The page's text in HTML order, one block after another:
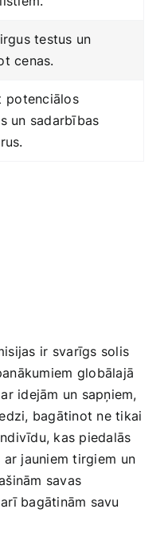
testus un
cenas.
potenciālos
un sadarbības
ir⁤ svarīgs solis
globālajā
idejām un sapņiem,
bagātinot ne tikai
kas piedalās
jauniem tirgiem⁢ un
savas
bagātinām savu